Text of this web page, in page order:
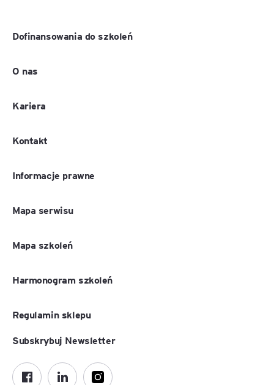
Dofinansowania do szkoleń
O nas
Kariera
Kontakt
Informacje prawne
Mapa serwisu
Mapa szkoleń
Harmonogram szkoleń
Regulamin sklepu
Subskrybuj Newsletter